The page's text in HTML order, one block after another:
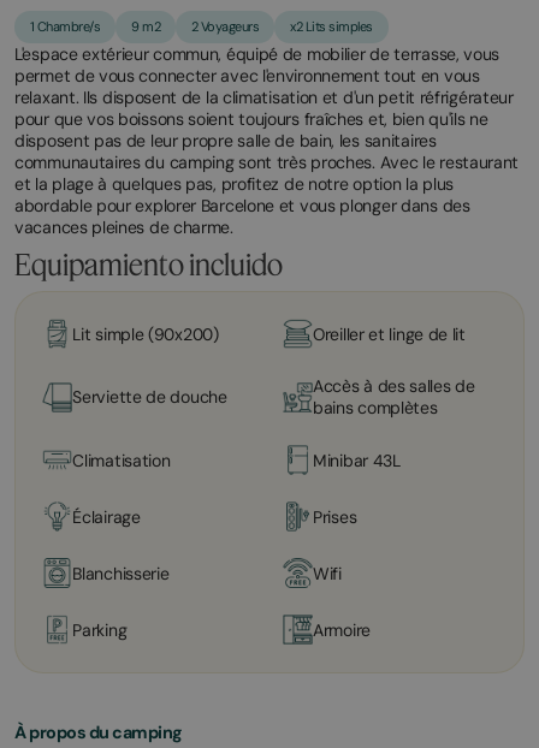
1 Chambre/s 9 m2 2 Voyageurs x2 Lits simples
L'espace extérieur commun, équipé de mobilier de terrasse, vous
permet de vous connecter avec l'environnement tout en vous
relaxant. Ils disposent de la climatisation et d'un petit réfrigérateur
pour que vos boissons soient toujours fraîches et, bien qu'ils ne
disposent pas de leur propre salle de bain, les sanitaires
communautaires du camping sont très proches. Avec le restaurant
et la plage à quelques pas, profitez de notre option la plus
abordable pour explorer Barcelone et vous plonger dans des
vacances pleines de charme.
Equipamiento incluido
Lit simple (90x200) Oreiller et linge de lit
Serviette de douche
Accès à des salles de
bains complètes
Climatisation Minibar 43L
Éclairage Prises
Blanchisserie Wifi
Parking Armoire
À propos du camping